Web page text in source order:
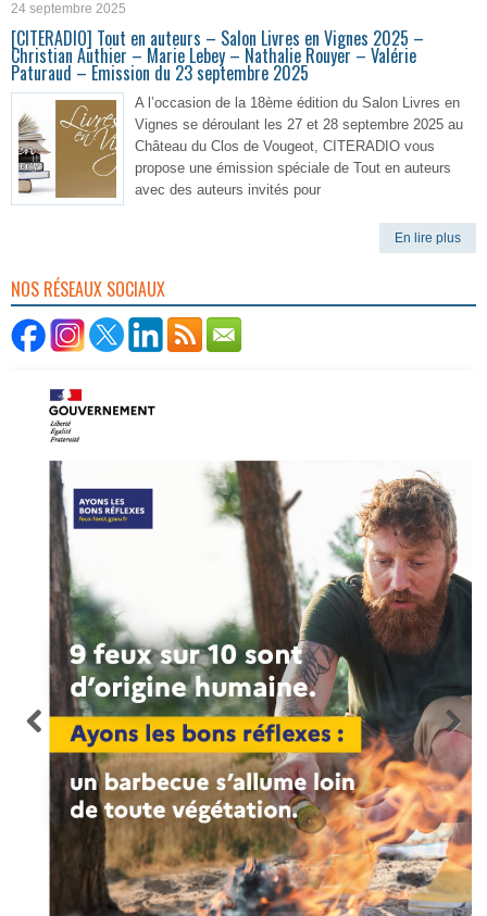
24 septembre 2025
[CITERADIO] Tout en auteurs – Salon Livres en Vignes 2025 –
Christian Authier – Marie Lebey – Nathalie Rouyer – Valérie
Paturaud – Emission du 23 septembre 2025
A l’occasion de la 18ème édition du Salon Livres en
Vignes se déroulant les 27 et 28 septembre 2025 au
Château du Clos de Vougeot, CITERADIO vous
propose une émission spéciale de Tout en auteurs
avec des auteurs invités pour
En lire plus
NOS RÉSEAUX SOCIAUX